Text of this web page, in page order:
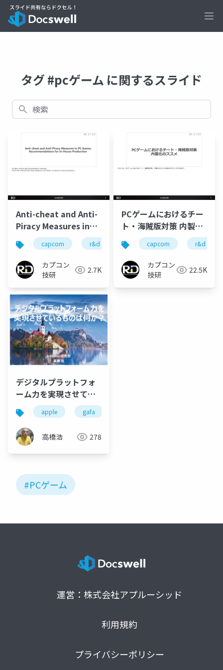
タグ #pcゲーム に関するスライド
検索
Anti-cheat and Anti-
Piracy Measures in
PC Games
Recommendations
for In-House
Production
capcom r&d カプコン カプコン技研
カプコン
技研
2.7K
PCゲームにおけるチー
ト・海賊版対策 内製化
のススメcapcom r&d
カプコン
技研
22.5K
デジタルプラットフォ
ーム力を実現させてい
るものは何か？
apple gafa
高橋浩 278
#PCゲーム
運営：株式会社アプルーシッド
利用規約
プライバシーポリシー